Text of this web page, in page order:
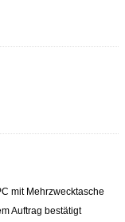
mit Mehrzwecktasche
Auftrag bestätigt